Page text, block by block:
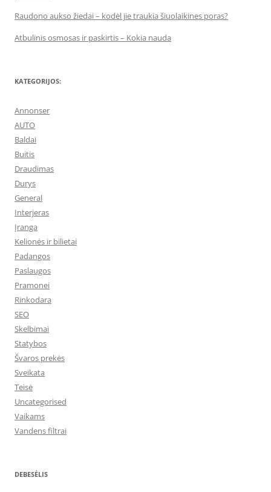
Raudono aukso žiedai – kodėl jie traukia šiuolaikines poras?
Atbulinis osmosas ir paskirtis – Kokia nauda
KATEGORIJOS:
Annonser
AUTO
Baldai
Buitis
Draudimas
Durys
General
Interjeras
Įranga
Kelionės ir bilietai
Padangos
Paslaugos
Pramonei
Rinkodara
SEO
Skelbimai
Statybos
Švaros prekės
Sveikata
Teisė
Uncategorised
Vaikams
Vandens filtrai
DEBESĖLIS